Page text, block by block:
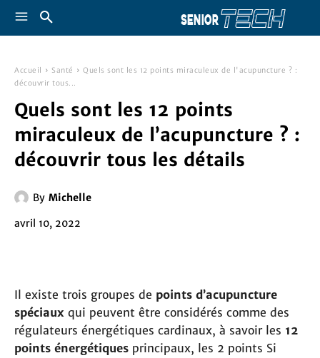
Accueil Santé
Quels sont les 12 points miraculeux de l'acupuncture ? :
découvrir tous...
Quels sont les 12 points
miraculeux de l’acupuncture ? :
découvrir tous les détails
By Michelle
avril 10, 2022
Il existe trois groupes de points d’acupuncture
spéciaux qui peuvent être considérés comme des
régulateurs énergétiques cardinaux, à savoir les 12
points énergétiques principaux, les 2 points Si